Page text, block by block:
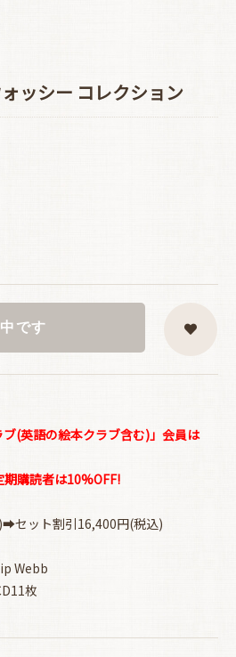
ッシー コレクション
です
(英語の絵本クラブ含む)」会員は
購読者は10%OFF!
セット割引16,400円(税込)
Webb
枚